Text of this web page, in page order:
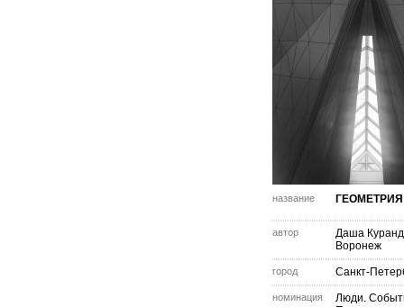
название ГЕОМЕТРИЯ
автор
Даша
Воронеж
город Санкт-
номинация
Люди.